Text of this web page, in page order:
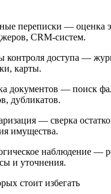
переписки — оценка
CRM-систем.
контроля доступа —
карты.
документов — поиск
дубликатов.
— сверка
имущества.
наблюдение —
и уточнения.
стоит избегать